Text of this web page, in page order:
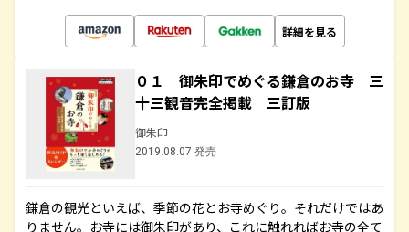
詳細を見る
０１ 御朱印でめぐる鎌倉のお寺 三
十三観音完全掲載 三訂版
御朱印
2019.08.07 発売
鎌倉の観光といえば、季節の花とお寺めぐり。それだけではあ
りません。お寺には御朱印があり、これに触れればお寺の全て